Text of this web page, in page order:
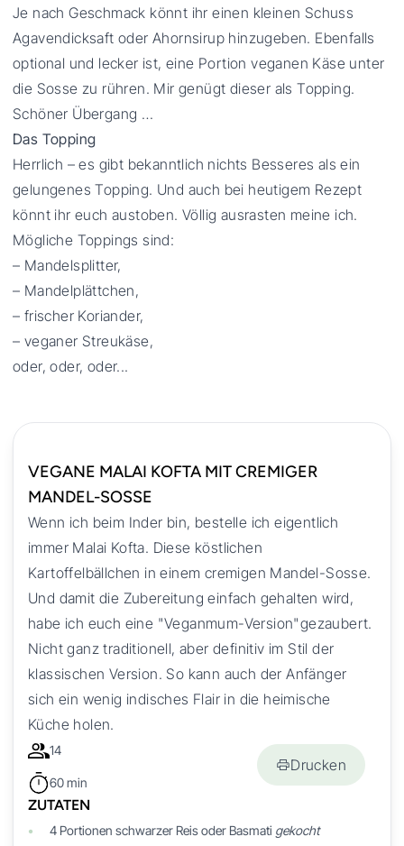
Je nach Geschmack könnt ihr einen kleinen Schuss
Agavendicksaft oder Ahornsirup hinzugeben. Ebenfalls
optional und lecker ist, eine Portion veganen Käse unter
die Sosse zu rühren. Mir genügt dieser als Topping.
Schöner Übergang …
Das Topping
Herrlich – es gibt bekanntlich nichts Besseres als ein
gelungenes Topping. Und auch bei heutigem Rezept
könnt ihr euch austoben. Völlig ausrasten meine ich.
Mögliche Toppings sind:
– Mandelsplitter,
– Mandelplättchen,
– frischer Koriander,
– veganer Streukäse,
oder, oder, oder...
VEGANE MALAI KOFTA MIT CREMIGER
MANDEL-SOSSE
Wenn ich beim Inder bin, bestelle ich eigentlich
immer Malai Kofta. Diese köstlichen
Kartoffelbällchen in einem cremigen Mandel-Sosse.
Und damit die Zubereitung einfach gehalten wird,
habe ich euch eine "Veganmum-Version"gezaubert.
Nicht ganz traditionell, aber definitiv im Stil der
klassischen Version. So kann auch der Anfänger
sich ein wenig indisches Flair in die heimische
Küche holen.
14
60 min
Drucken
ZUTATEN
4 Portionen schwarzer Reis oder Basmati gekocht